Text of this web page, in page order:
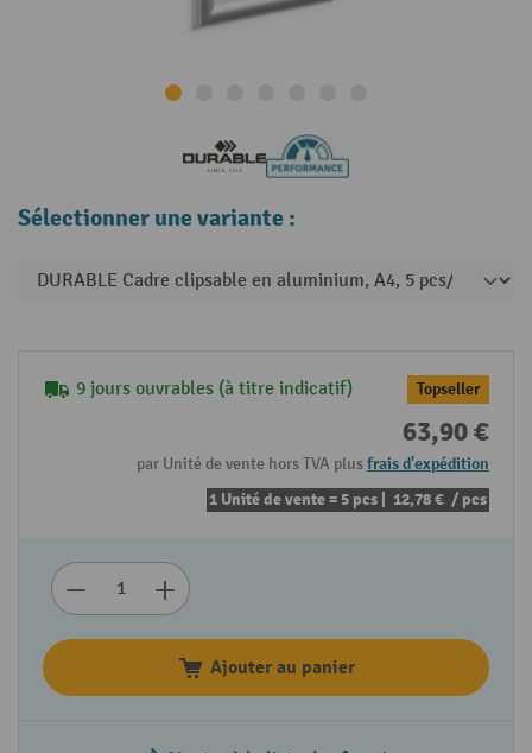
Sélectionner une variante :
9 jours ouvrables (à titre indicatif) Topseller
63,90 €
par Unité de vente hors TVA plusfrais d'expédition
1 Unité de vente = 5 pcs | 12,78 € / pcs
Ajouter au panier